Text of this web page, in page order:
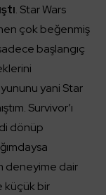
. Star Wars
çok beğenmiş
başlangıç
yani Star
Survivor’ı
dönüp
deneyime dair
küçük bir